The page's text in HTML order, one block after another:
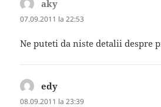
aky
07.09.2011 la 22:53
Ne puteti da niste detalii despre
edy
08.09.2011 la 23:39